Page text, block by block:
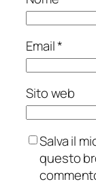
Email*
Sito web
Salva il
questo